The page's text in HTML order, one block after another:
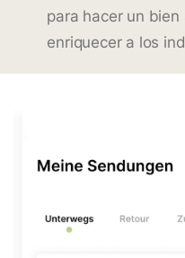
para hacer un
enriquecer a los